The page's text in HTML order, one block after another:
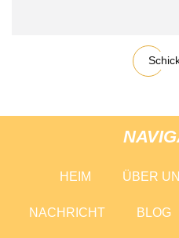
HEIM ÜBER
NACHRICHT BLOG